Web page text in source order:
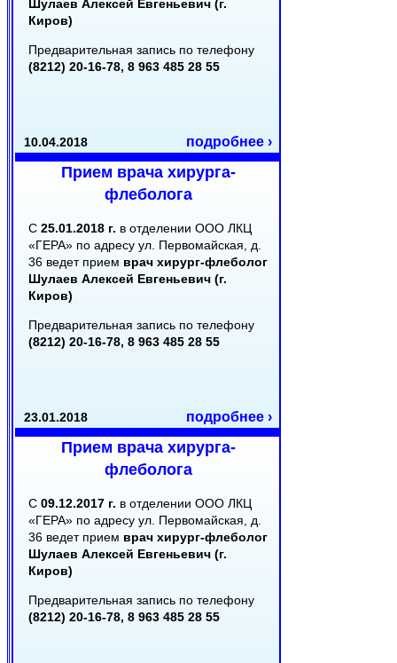
Шулаев Алексей Евгеньевич (г.
Киров)
Предварительная запись по телефону
(8212) 20-16-78, 8 963 485 28 55
10.04.2018 подробнее ›
Прием врача хирурга-
флеболога
С 25.01.2018 г. в отделении ООО ЛКЦ
«ГЕРА» по адресу ул. Первомайская, д.
36 ведет прием врач хирург-флеболог
Шулаев Алексей Евгеньевич (г.
Киров)
Предварительная запись по телефону
(8212) 20-16-78, 8 963 485 28 55
23.01.2018 подробнее ›
Прием врача хирурга-
флеболога
С 09.12.2017 г. в отделении ООО ЛКЦ
«ГЕРА» по адресу ул. Первомайская, д.
36 ведет прием врач хирург-флеболог
Шулаев Алексей Евгеньевич (г.
Киров)
Предварительная запись по телефону
(8212) 20-16-78, 8 963 485 28 55